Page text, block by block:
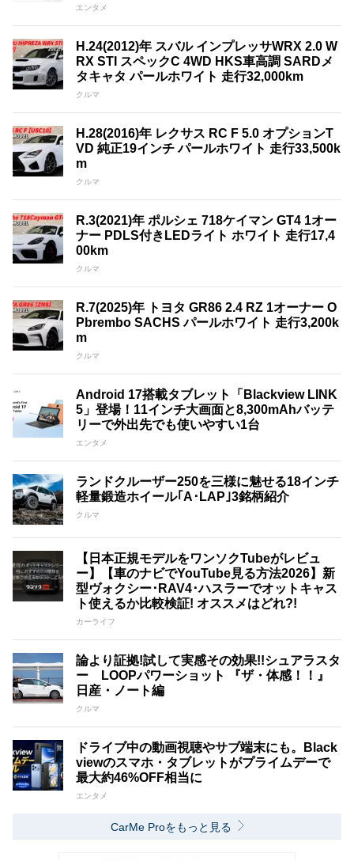
エンタメ
H.24(2012)年 スバル インプレッサWRX 2.0 W
RX STI スペックC 4WD HKS車高調 SARDメ
タキャタ パールホワイト 走行32,000km
クルマ
H.28(2016)年 レクサス RC F 5.0 オプションT
VD 純正19インチ パールホワイト 走行33,500k
m
クルマ
R.3(2021)年 ポルシェ 718ケイマン GT4 1オー
ナー PDLS付きLEDライト ホワイト 走行17,4
00km
クルマ
R.7(2025)年 トヨタ GR86 2.4 RZ 1オーナー O
Pbrembo SACHS パールホワイト 走行3,200k
m
クルマ
Android 17搭載タブレット「Blackview LINK
5」登場！11インチ大画面と8,300mAhバッテ
リーで外出先でも使いやすい1台
エンタメ
ランドクルーザー250を三様に魅せる18インチ
軽量鍛造ホイール｢A･LAP｣3銘柄紹介
クルマ
【日本正規モデルをワンソクTubeがレビュ
ー】【車のナビでYouTube見る方法2026】新
型ヴォクシー･RAV4･ハスラーでオットキャス
ト使えるか比較検証! オススメはどれ?!
カーライフ
論より証拠!試して実感その効果!!シュアラスタ
ー LOOPパワーショット 『ザ・体感！！』
日産・ノート編
クルマ
ドライブ中の動画視聴やサブ端末にも。Black
viewのスマホ・タブレットがプライムデーで
最大約46%OFF相当に
エンタメ
CarMe Proをもっと見る